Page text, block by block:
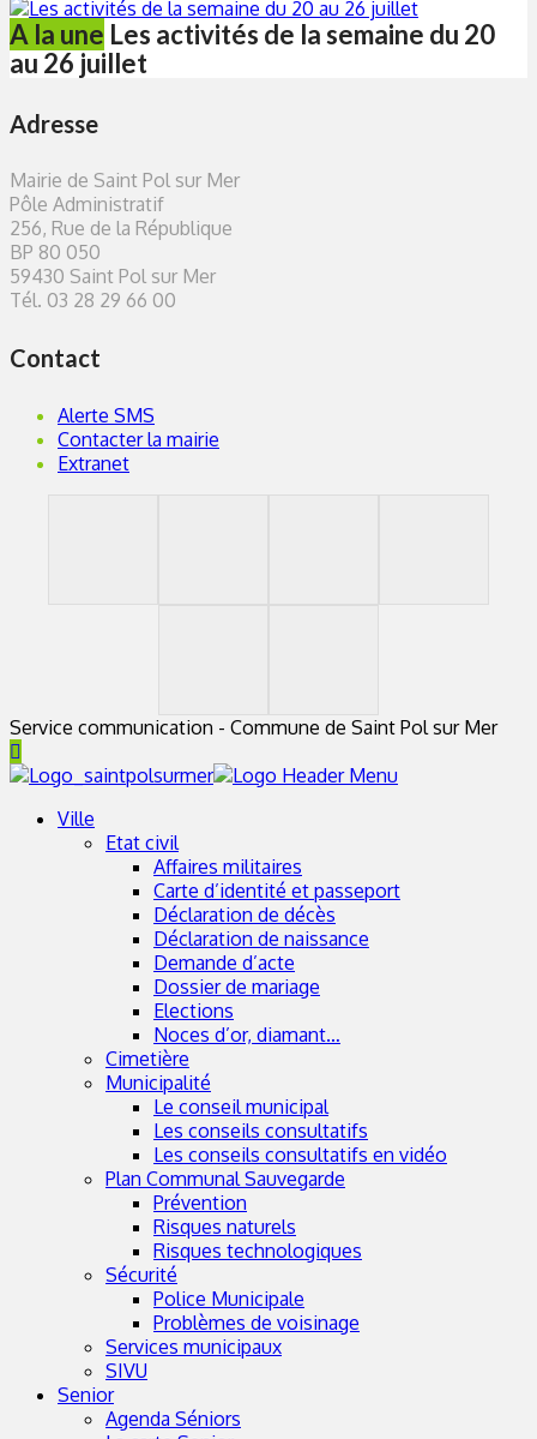
A la une Les activités de la semaine du 20
au 26 juillet
Adresse
Mairie de Saint Pol sur Mer
Pôle Administratif
256, Rue de la République
BP 80 050
59430 Saint Pol sur Mer
Tél. 03 28 29 66 00
Contact
Alerte SMS
Contacter la mairie
Extranet
Service communication - Commune de Saint Pol sur Mer
Ville
Etat civil
Affaires militaires
Carte d’identité et passeport
Déclaration de décès
Déclaration de naissance
Demande d’acte
Dossier de mariage
Elections
Noces d’or, diamant…
Cimetière
Municipalité
Le conseil municipal
Les conseils consultatifs
Les conseils consultatifs en vidéo
Plan Communal Sauvegarde
Prévention
Risques naturels
Risques technologiques
Sécurité
Police Municipale
Problèmes de voisinage
Services municipaux
SIVU
Senior
Agenda Séniors